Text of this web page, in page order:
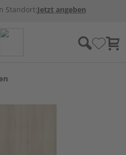
Standort:Jetzt angeben